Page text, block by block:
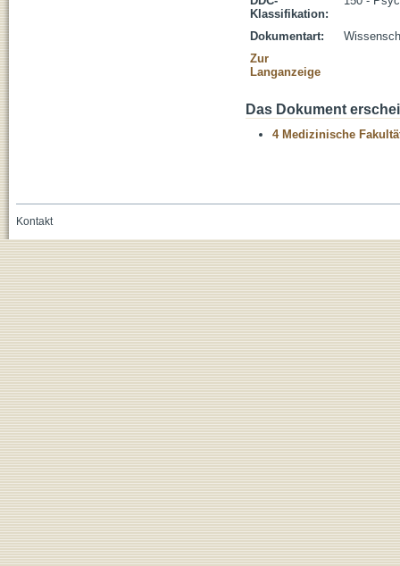
Klassifikation:
Dokumentart:
Zur
Langanzeige
Das Dokument
4 Medizinische
Kontakt